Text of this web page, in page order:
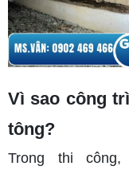
Vì sao công
tông?
Trong thi